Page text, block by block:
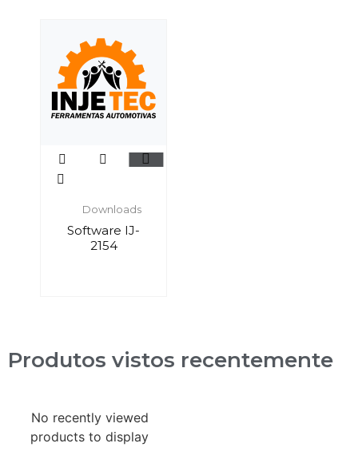
Downloads
Software IJ-
2154
Produtos vistos recentemente
No recently viewed
products to display